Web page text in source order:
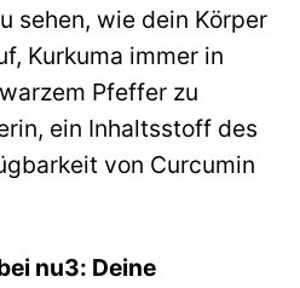
sehen, wie dein Körper
Kurkuma immer in
Pfeffer zu
ein Inhaltsstoff des
von Curcumin
nu3: Deine